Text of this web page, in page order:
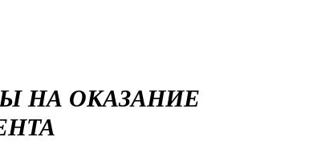
НА ОКАЗАНИЕ